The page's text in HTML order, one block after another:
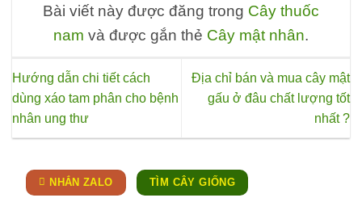
có
nhiều
Các
tùy
có
được
chọn
Bài viết này được đăng trong Cây thuốc
nam và được gắn thẻ Cây mật nhân.
Hướng dẫn chi tiết cách
dùng xáo tam phân cho bệnh
nhân ung thư
Địa chỉ bán và mua cây mật
gấu ở đâu chất lượng tốt
nhất ?
NHẮN ZALO TÌM CÂY GIỐNG